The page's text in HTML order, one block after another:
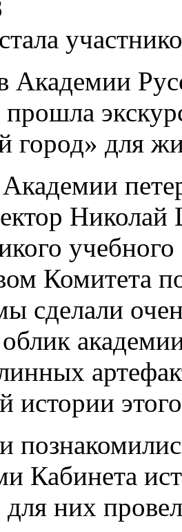
Академии
для
Комитета
сделали
истории
Кабинета
для них